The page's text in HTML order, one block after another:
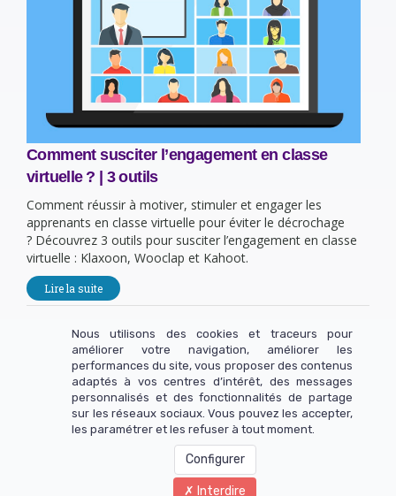
Comment susciter l’engagement en classe
virtuelle ? | 3 outils
Comment réussir à motiver, stimuler et engager les
apprenants en classe virtuelle pour éviter le décrochage
? Découvrez 3 outils pour susciter l’engagement en classe
virtuelle : Klaxoon, Wooclap et Kahoot.
Lire la suite
Rejoignez-nous sur les réseaux pour échanger !
Copyright 2025 - INGUZ SAS - Tous droits réservés.
Nous utilisons des cookies et traceurs pour
améliorer votre navigation, améliorer les
performances du site, vous proposer des contenus
adaptés à vos centres d’intérêt, des messages
personnalisés et des fonctionnalités de partage
sur les réseaux sociaux. Vous pouvez les accepter,
les paramétrer et les refuser à tout moment.
Configurer
Interdire